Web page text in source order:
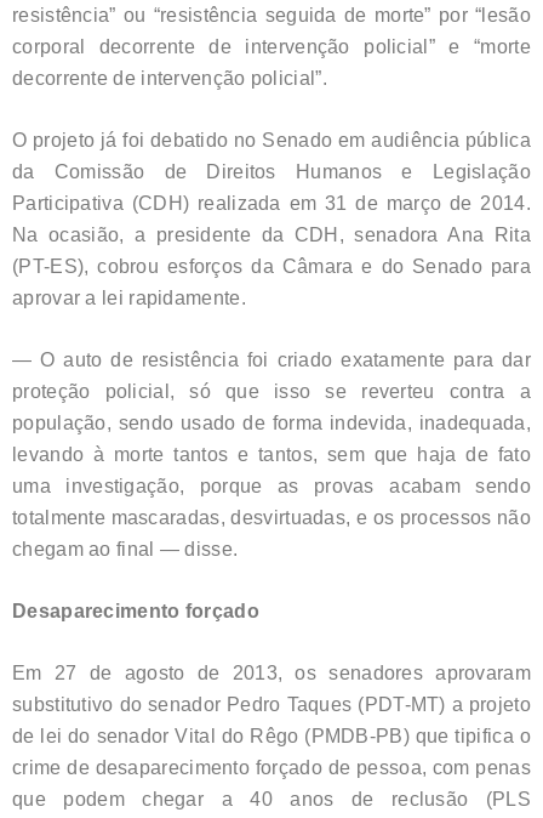
resistência” ou “resistência seguida de morte” por “lesão
corporal decorrente de intervenção policial” e “morte
decorrente de intervenção policial”.
O projeto já foi debatido no Senado em audiência pública
da Comissão de Direitos Humanos e Legislação
Participativa (CDH) realizada em 31 de março de 2014.
Na ocasião, a presidente da CDH, senadora Ana Rita
(PT-ES), cobrou esforços da Câmara e do Senado para
aprovar a lei rapidamente.
— O auto de resistência foi criado exatamente para dar
proteção policial, só que isso se reverteu contra a
população, sendo usado de forma indevida, inadequada,
levando à morte tantos e tantos, sem que haja de fato
uma investigação, porque as provas acabam sendo
totalmente mascaradas, desvirtuadas, e os processos não
chegam ao final — disse.
Desaparecimento forçado
Em 27 de agosto de 2013, os senadores aprovaram
substitutivo do senador Pedro Taques (PDT-MT) a projeto
de lei do senador Vital do Rêgo (PMDB-PB) que tipifica o
crime de desaparecimento forçado de pessoa, com penas
que podem chegar a 40 anos de reclusão (PLS